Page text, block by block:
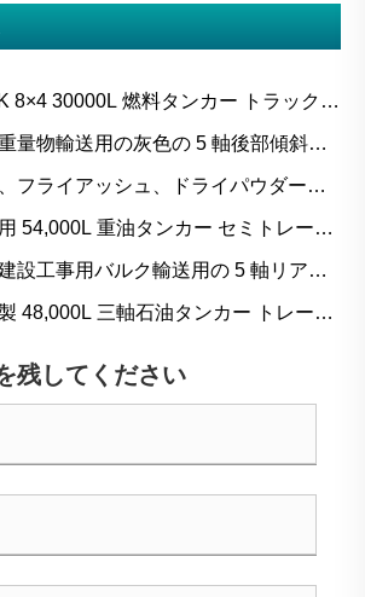
8×4 30000L 燃料タンカー トラック
ン、移動式給油プロジェクト向け購
量物輸送用の灰色の 5 軸後部傾斜セ
イド
フライアッシュ、ドライパウダー輸
トタンクセミトレーラー購入ガイド
54,000L 重油タンカー セミトレーラ
入ガイド
設工事用バルク輸送用の 5 軸リアダ
48,000L 三軸石油タンカー トレーラ
残してください